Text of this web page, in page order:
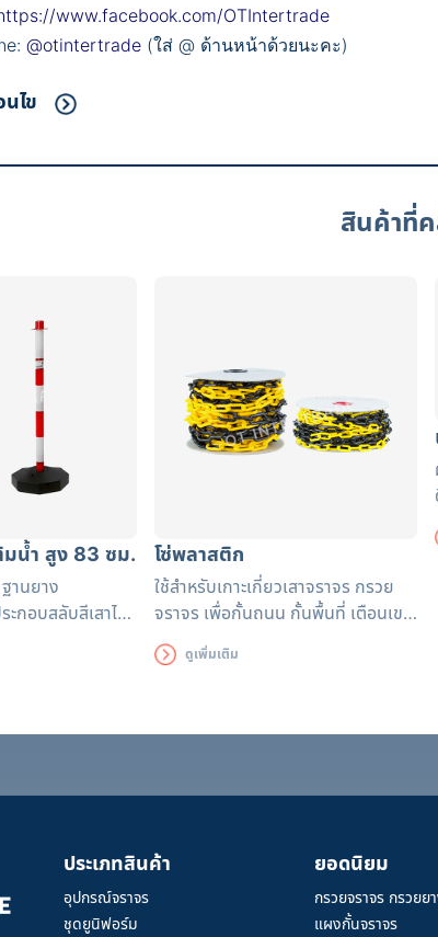
www.facebook.com/OTIntertrade
@otintertrade (ใส่ @ ด้านหน้าด้วยนะคะ)
ไข
สินค้าที่
มน้ำ สูง 83 ซม.
านยาง
กอบสลับสีเสาได้
-ดำ หรือขาว-
ามสูงได้ โดยการ
โซ่พลาสติก
ใช้สำหรับเกาะเกี่ยวเสาจราจร กรวย
จราจร เพื่อกั้นถนน กั้นพื้นที่ เตือนเขต
อันตรายห้ามเข้า หรือขอบเขตพื้นที่ใน
การทำงานก่อสร้าง ปิดปรับปรุง งาน
ดูเพิ่มเติม
ประเภทสินค้า
อุปกรณ์จราจร
ชุดยูนิฟอร์ม
ยอดนิยม
กรวยจราจร กรวยย
แผงกั้นจราจร